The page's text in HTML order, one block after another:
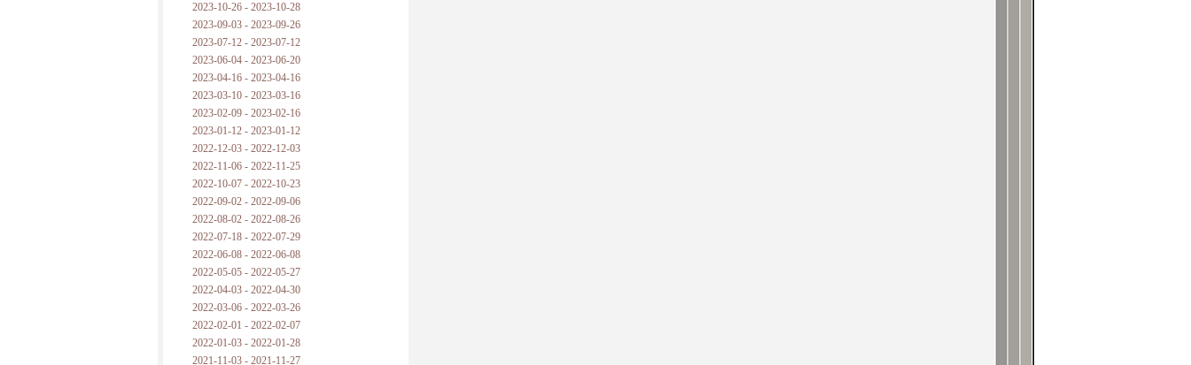
2023-10-26 - 2023-10-28
2023-09-03 - 2023-09-26
2023-07-12 - 2023-07-12
2023-06-04 - 2023-06-20
2023-04-16 - 2023-04-16
2023-03-10 - 2023-03-16
2023-02-09 - 2023-02-16
2023-01-12 - 2023-01-12
2022-12-03 - 2022-12-03
2022-11-06 - 2022-11-25
2022-10-07 - 2022-10-23
2022-09-02 - 2022-09-06
2022-08-02 - 2022-08-26
2022-07-18 - 2022-07-29
2022-06-08 - 2022-06-08
2022-05-05 - 2022-05-27
2022-04-03 - 2022-04-30
2022-03-06 - 2022-03-26
2022-02-01 - 2022-02-07
2022-01-03 - 2022-01-28
2021-11-03 - 2021-11-27